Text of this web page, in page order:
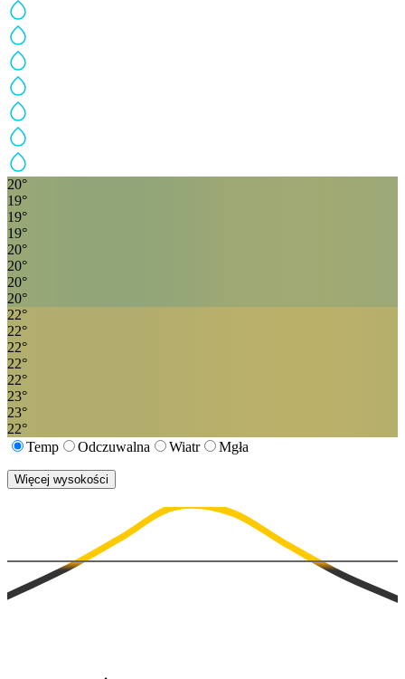
20°
19°
19°
19°
20°
20°
20°
20°
22°
22°
22°
22°
22°
23°
23°
22°
Temp
Odczuwalna Wiatr Mgła
Więcej wysokości